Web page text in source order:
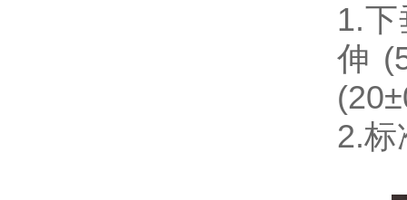
1.下
伸
(20±
2.标